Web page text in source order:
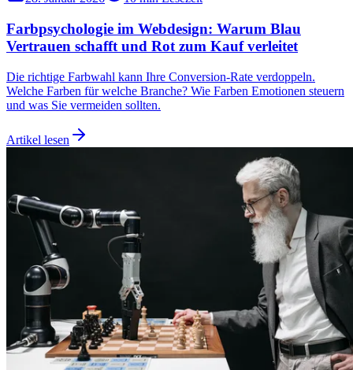
Farbpsychologie im Webdesign: Warum Blau
Vertrauen schafft und Rot zum Kauf verleitet
Die richtige Farbwahl kann Ihre Conversion-Rate verdoppeln.
Welche Farben für welche Branche? Wie Farben Emotionen steuern
und was Sie vermeiden sollten.
Artikel lesen